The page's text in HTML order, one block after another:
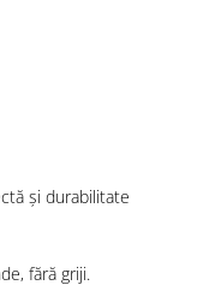
și durabilitate
fără griji.